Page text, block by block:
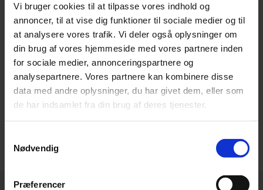
Vi bruger cookies til at tilpasse vores indhold og
annoncer, til at vise dig funktioner til sociale medier og til
at analysere vores trafik. Vi deler også oplysninger om
din brug af vores hjemmeside med vores partnere inden
for sociale medier, annonceringspartnere og
analysepartnere. Vores partnere kan kombinere disse
data med andre oplysninger, du har givet dem, eller som
de har indsamlet fra din brug af deres tjenester.
Nødvendig
Præferencer
Salou
Spanien